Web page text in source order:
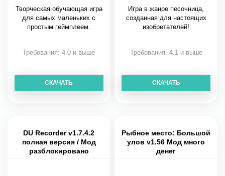
Творческая обучающая игра
для самых маленьких с
простым геймплеем.
Требования: 4.0 и выше
СКАЧАТЬ
Игра в жанре песочница,
созданная для настоящих
изобретателей!
Требования: 4.1 и выше
СКАЧАТЬ
DU Recorder v1.7.4.2
полная версия / Мод
разблокировано
Рыбное место: Большой
улов v1.56 Мод много
денег